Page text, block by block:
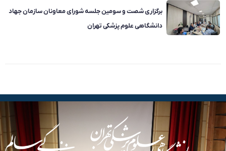
برگزاری شصت و سومین جلسه شورای معاونان سازمان جهاد
دانشگاهی علوم پزشکی تهران